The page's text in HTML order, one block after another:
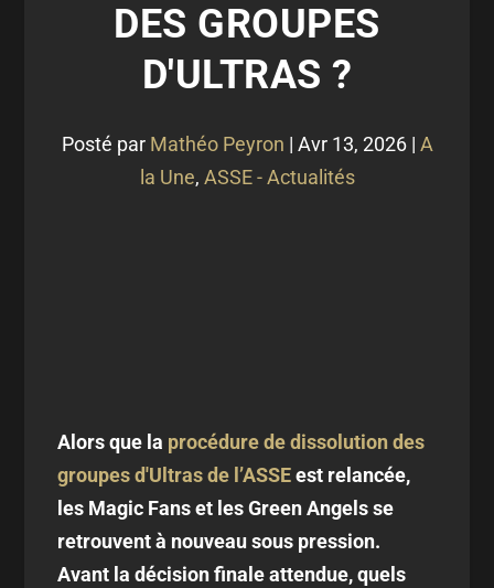
DES GROUPES
D'ULTRAS ?
Posté par Mathéo Peyron | Avr 13, 2026| A
la Une, ASSE - Actualités
Alors que la procédure de dissolution des
groupes d'Ultras de l’ASSEest relancée,
les Magic Fans et les Green Angels se
retrouvent à nouveau sous pression.
Avant la décision finale attendue, quels